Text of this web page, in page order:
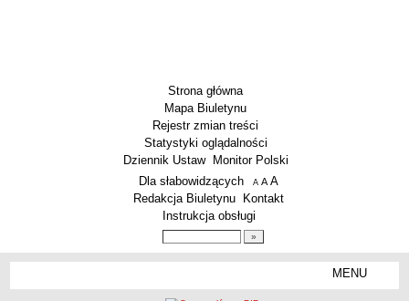
Strona główna
Mapa Biuletynu
Rejestr zmian treści
Statystyki oglądalności
Dziennik Ustaw
Monitor Polski
Menu dodatkowe
Dla słabowidzących A pomniejsz czcionkę
A standardowy rozmiar czcionki
A
Redakcja Biuletynu
Kontakt
Instrukcja obsługi
MENU